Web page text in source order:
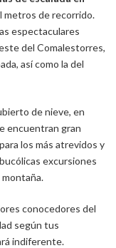
metros de recorrido.
espectaculares
del Comalestorres,
así como la del
de nieve, en
encuentran gran
los más atrevidos y
excursiones
conocedores del
según tus
indiferente.